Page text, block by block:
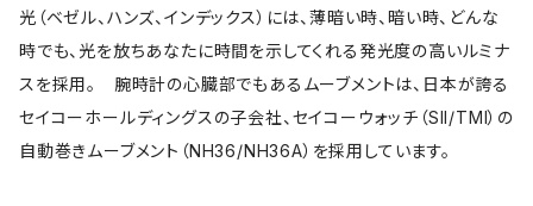
光（ベゼル、ハンズ、インデックス）には、薄暗い時、暗い時、どんな
時でも、光を放ちあなたに時間を示してくれる発光度の高いルミナ
スを採用。 腕時計の心臓部でもあるムーブメントは、日本が誇る
セイコーホールディングスの子会社、セイコーウォッチ（SII/TMI）の
自動巻きムーブメント（NH36/NH36A）を採用しています。